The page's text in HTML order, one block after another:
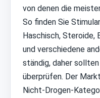
von denen die
So finden Sie
Haschisch, Steroide,
und verschiedene
ständig, daher
überprüfen. Der
Nicht-Drogen-